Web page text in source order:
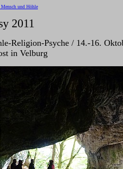
und Höhle
2011
Religion-Psyche / 14.-16.
in Velburg